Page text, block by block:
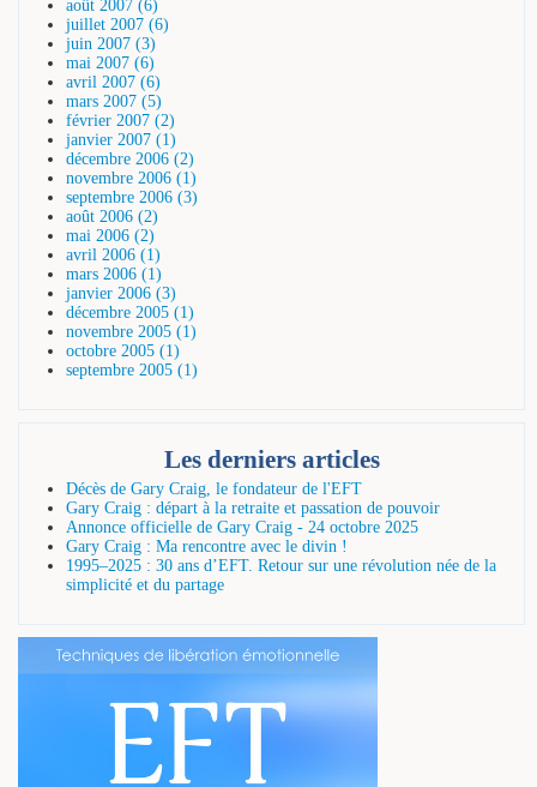
août 2007 (6)
juillet 2007 (6)
juin 2007 (3)
mai 2007 (6)
avril 2007 (6)
mars 2007 (5)
février 2007 (2)
janvier 2007 (1)
décembre 2006 (2)
novembre 2006 (1)
septembre 2006 (3)
août 2006 (2)
mai 2006 (2)
avril 2006 (1)
mars 2006 (1)
janvier 2006 (3)
décembre 2005 (1)
novembre 2005 (1)
octobre 2005 (1)
septembre 2005 (1)
Les derniers articles
Décès de Gary Craig, le fondateur de l'EFT
Gary Craig : départ à la retraite et passation de pouvoir
Annonce officielle de Gary Craig - 24 octobre 2025
Gary Craig : Ma rencontre avec le divin !
1995–2025 : 30 ans d’EFT. Retour sur une révolution née de la
simplicité et du partage